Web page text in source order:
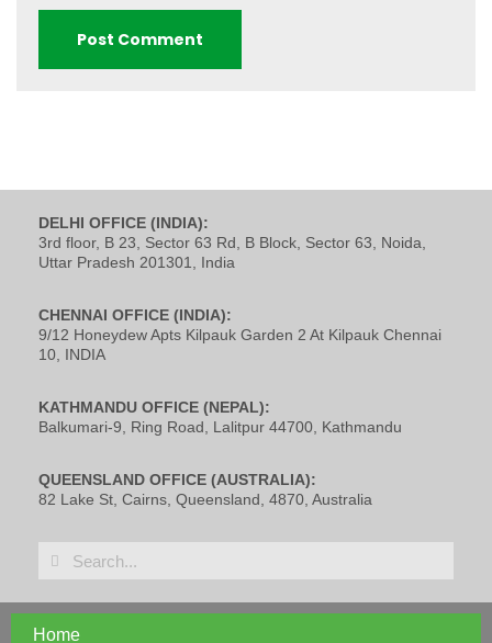
DELHI OFFICE (INDIA):
3rd floor, B 23, Sector 63 Rd, B Block, Sector 63, Noida,
Uttar Pradesh 201301, India
CHENNAI OFFICE (INDIA):
9/12 Honeydew Apts Kilpauk Garden 2 At Kilpauk Chennai
10, INDIA
KATHMANDU OFFICE (NEPAL):
Balkumari-9, Ring Road, Lalitpur 44700, Kathmandu
QUEENSLAND OFFICE (AUSTRALIA):
82 Lake St, Cairns, Queensland, 4870, Australia
Home